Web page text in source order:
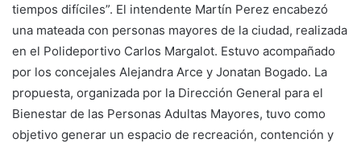
tiempos difíciles”. El intendente Martín Perez encabezó
una mateada con personas mayores de la ciudad, realizada
en el Polideportivo Carlos Margalot. Estuvo acompañado
por los concejales Alejandra Arce y Jonatan Bogado. La
propuesta, organizada por la Dirección General para el
Bienestar de las Personas Adultas Mayores, tuvo como
objetivo generar un espacio de recreación, contención y